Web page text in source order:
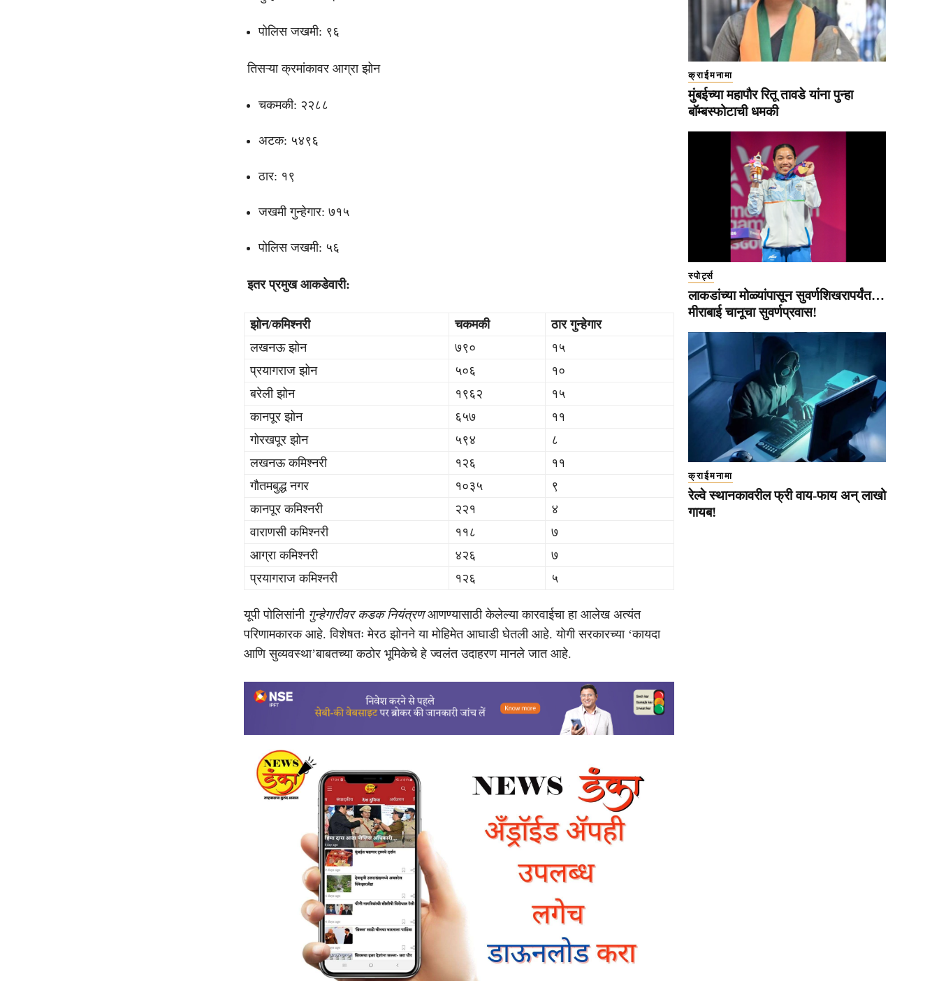
पोलिस जखमी: ९६
तिसऱ्या क्रमांकावर आग्रा झोन
चकमकी: २२८८
अटक: ५४९६
ठार: १९
जखमी गुन्हेगार: ७१५
पोलिस जखमी: ५६
इतर प्रमुख आकडेवारी:
झोन/कमिश्नरी चकमकी
ठार गुन्हेगार
लखनऊ झोन
७९०
१५
प्रयागराज झोन
५०६
१०
बरेली झोन
१९६२
१५
कानपूर झोन
६५७
११
गोरखपूर झोन
५९४
८
लखनऊ कमिश्नरी
१२६
११
गौतमबुद्ध नगर
१०३५
९
कानपूर कमिश्नरी
२२१
४
वाराणसी कमिश्नरी
११८
७
आग्रा कमिश्नरी
४२६
७
प्रयागराज कमिश्नरी
१२६ ५
यूपी पोलिसांनी गुन्हेगारीवर कडक नियंत्रणआणण्यासाठी केलेल्या कारवाईचा हा आलेख अत्यंत
परिणामकारक आहे. विशेषतः मेरठ झोनने या मोहिमेत आघाडी घेतली आहे. योगी सरकारच्या ‘कायदा
आणि सुव्यवस्था’बाबतच्या कठोर भूमिकेचे हे ज्वलंत उदाहरण मानले जात आहे.
क्राईमनामा
मुंबईच्या महापौर रितू तावडे यांना पुन्हा
बॉम्बस्फोटाची धमकी
स्पोर्ट्स
लाकडांच्या मोळ्यांपासून सुवर्णशिखरापर्यंत…
मीराबाई चानूचा सुवर्णप्रवास!
क्राईमनामा
रेल्वे स्थानकावरील फ्री वाय-फाय अन् लाखो
गायब!